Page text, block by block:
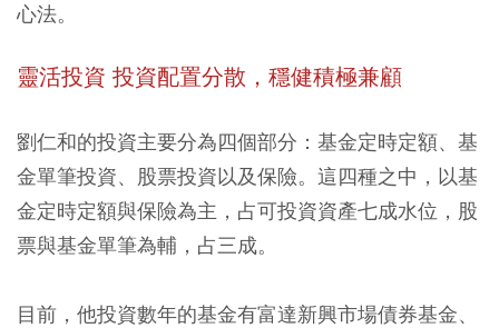
心法。
靈活投資 投資配置分散，穩健積極兼顧
劉仁和的投資主要分為四個部分：基金定時定額、基
金單筆投資、股票投資以及保險。這四種之中，以基
金定時定額與保險為主，占可投資資產七成水位，股
票與基金單筆為輔，占三成。
目前，他投資數年的基金有富達新興市場債券基金、